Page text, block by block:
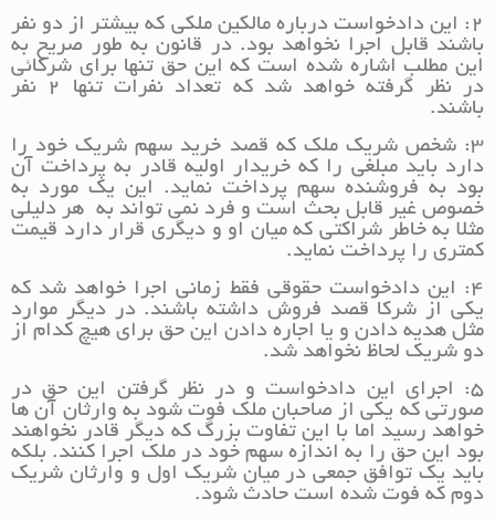
۲: این دادخواست درباره مالکین ملکی که بیشتر از دو نفر
باشند قابل اجرا نخواهد بود. در قانون به طور صریح به
این مطلب اشاره شده است که این حق تنها برای شرکائی
در نظر گرفته خواهد شد که تعداد نفرات تنها ۲ نفر
باشند.
۳: شخص شریک ملک که قصد خرید سهم شریک خود را
دارد باید مبلغی را که خریدار اولیه قادر به پرداخت آن
بود به فروشنده سهم پرداخت نماید. این یک مورد به
خصوص غیر قابل بحث است و فرد نمی تواند به هر دلیلی
مثلا به خاطر شراکتی که میان او و دیگری قرار دارد قیمت
کمتری را پرداخت نماید.
۴: این دادخواست حقوقی فقط زمانی اجرا خواهد شد که
یکی از شرکا قصد فروش داشته باشند. در دیگر موارد
مثل هدیه دادن و یا اجاره دادن این حق برای هیچ کدام از
دو شریک لحاظ نخواهد شد.
۵: اجرای این دادخواست و در نظر گرفتن این حق در
صورتی که یکی از صاحبان ملک فوت شود به وارثان آن ها
خواهد رسید اما با این تفاوت بزرگ که دیگر قادر نخواهند
بود این حق را به اندازه سهم خود در ملک اجرا کنند. بلکه
باید یک توافق جمعی در میان شریک اول و وارثان شریک
دوم که فوت شده است حادث شود.